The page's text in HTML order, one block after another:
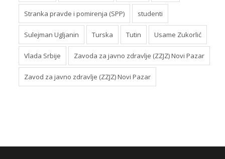
Stranka pravde i pomirenja (SPP) studenti
Sulejman Ugljanin Turska Tutin Usame Zukorlić
Vlada Srbije Zavoda za javno zdravlje (ZZJZ) Novi Pazar
Zavod za javno zdravlje (ZZJZ) Novi Pazar